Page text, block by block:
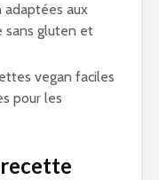
aux
sans gluten et
vegan faciles
pour les